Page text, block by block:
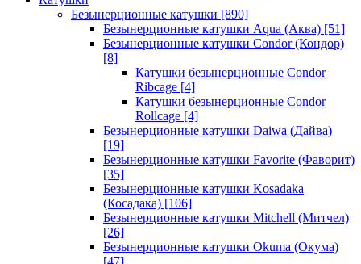
Безынерционные катушки [890]
Безынерционные катушки Aqua (Аква) [51]
Безынерционные катушки Condor (Кондор)
[8]
Катушки безынерционные Condor
Ribcage [4]
Катушки безынерционные Condor
Rollcage [4]
Безынерционные катушки Daiwa (Дайва)
[19]
Безынерционные катушки Favorite (Фаворит)
[35]
Безынерционные катушки Kosadaka
(Косадака) [106]
Безынерционные катушки Mitchell (Митчел)
[26]
Безынерционные катушки Okuma (Окума)